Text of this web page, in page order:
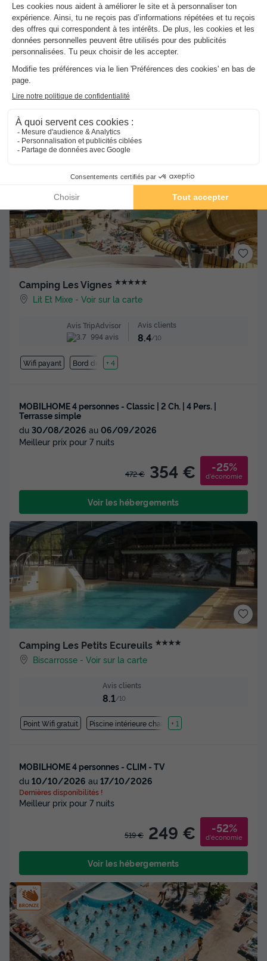
Wifi payant Bord de mer
+ 10
MOBILHOME 6 personnes - Cosy - 2 chambres
du19/09/2026au26/09/2026
Meilleur prix pour 7 nuits
Voir les hébergements
Camping Les Vignes ★★★★★
Lit Et Mixe -Voir sur la carte
Avis TripAdvisor
994 avis
Avis clients
8.4/10
Wifi payant Bord de mer
+ 4
MOBILHOME 4 personnes - Classic | 2 Ch. | 4 Pers. |
Terrasse simple
du 30/08/2026 au 06/09/2026
Meilleur prix pour 7 nuits
472 € 354 € -25%
d'économie
Voir les hébergements
Camping Les Petits Ecureuils ★★★★
Biscarrosse -Voir sur la carte
Avis clients
8.1/10
Point Wifi gratuit Piscine intérieure chauffée
+ 1
MOBILHOME 4 personnes - CLIM - TV
du 10/10/2026 au 17/10/2026
Meilleur prix pour 7 nuits
Dernières disponibilités !
519 € 249 € -52%
d'économie
Voir les hébergements